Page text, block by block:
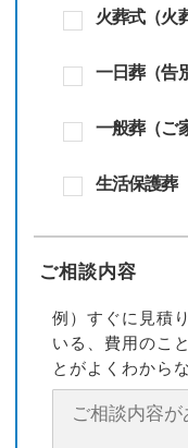
火葬式（火
一日葬（告
一般葬（ご
生活保護葬
ご相談内容
例）すぐに見積
いる、費用のこ
とがよくわから